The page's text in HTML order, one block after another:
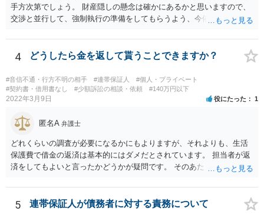
手方次第でしょう。 財産隠しの懸念は確かにあるかと思いますので、
交渉と並行して、強制執行の準備をしてもらうよう、今依頼されてい
弁護士の探し方ですが、弁護士のウェブページなどがひとつの目安に
なります。 ただ、ウェブページの記載内容が確実というわけでもない
ので、実際に面談してみて、その弁護士ならどういう風に進めるか聞
いてみるのがよいと思います。
4 どうしたら金を返して貰うことできますか？
#音信不通・行方不明の相手 #連帯保証人
#個人・プライベート
#契約書・借用書なし
#少額訴訟の相談・依頼 #140万円以下
2022年3月9日 役にたった 1
匿名A 弁護士
どれくらいの調査が必要になるかにもよりますが、それよりも、生活
保護費で借金の返済は基本的にはダメだとされています。 担当者が返
済をしてもよいと言ったかどうかが疑問です。 そのあたりは、ネット
しい記事が出てきますので、一度見てみてもいいかもしれません。
5 連帯保証人が債務者に対する責務について